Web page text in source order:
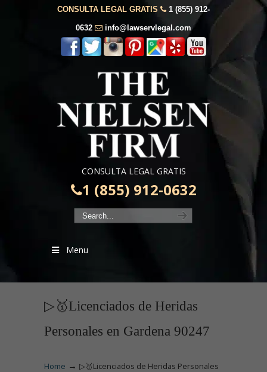
CONSULTA LEGAL GRATIS 1 (855) 912-
0632 info@lawservlegal.com
CONSULTA LEGAL GRATIS
1 (855) 912-0632
Menu
▷🥇Licenciados de Heridas
Personales en Gardena 90247
Home → ▷🥇Licenciados de Heridas Personales